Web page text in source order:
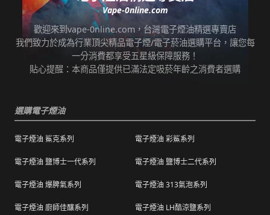
「超商取貨信用」而導致無法再次使用超商取
貨服務，請顧客及時前往取貨。
任何運輸配送方式皆有發生延誤之可能，我們
保證訂單成立後會在24小時內出貨，但無法保
證物流配送零機率延遲。
統更新時間，會有所出入）
海外運送：
海外顧客如需訂購，請聯絡客服中心協助海外
自行承擔來回運費。
本站所有商品在運送途中均有可能因為壓力改
變而造成滲漏問題，如發現滲漏，請拍照/錄影
並聯絡客服進行免費退換。有其他疑慮請聯絡
客服。
裝上黏貼紙張或書寫文字。
購買之商品若符合促銷活動（ 如滿減、免運等
Vape-0nline.com
歡迎來到vape-0nline.com，台灣電子煙油精選專賣店
我們致力於成為行業頂尖精品電子煙/電子菸油選購平台，讓您每
一分消費都享受五星級保障服務！
貼心提醒：本商品僅提供已滿法定吸菸年齡之消費者選購
選購電子煙油
電子煙油 鯊克系列 電子煙油 彩鯊系列
電子煙油 鹽博士一代系列 電子煙油 鹽博士二代系列
電子煙油 爆脾氣系列 電子煙油 313氣泡系列
電子煙油 廚師佳釀系列 電子煙油 LH酷涼鹽系列